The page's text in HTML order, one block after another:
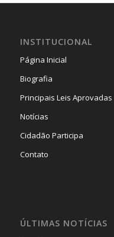
INSTITUCIONAL
Página Inicial
Biografia
Principais Leis Aprovadas
Notícias
Cidadão Participa
Contato
ÚLTIMAS NOTÍCIAS